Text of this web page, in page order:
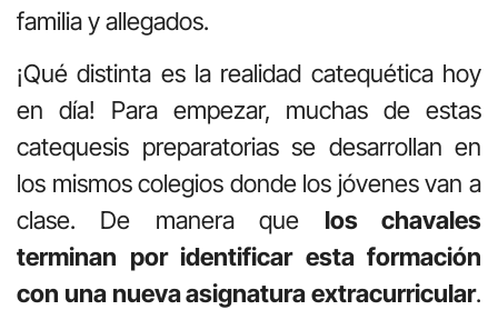
familia y allegados.
¡Qué distinta es la realidad catequética hoy
en día! Para empezar, muchas de estas
catequesis preparatorias se desarrollan en
los mismos colegios donde los jóvenes van a
clase. De manera que los chavales
terminan por identificar esta formación
con una nueva asignatura extracurricular.